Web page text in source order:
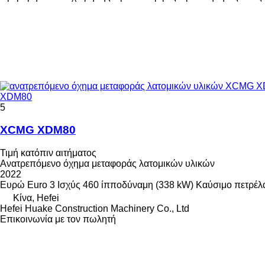
XDM80
5
XCMG XDM80
Τιμή κατόπιν αιτήματος
Ανατρεπόμενο όχημα μεταφοράς λατομικών υλικών
2022
Ευρώ Euro 3 Ισχύς 460 ίπποδύναμη (338 kW) Καύσιμο
Κίνα, Hefei
Hefei Huake Construction Machinery Co., Ltd
Επικοινωνία με τον πωλητή